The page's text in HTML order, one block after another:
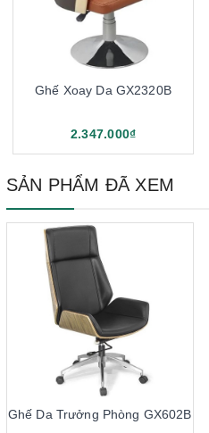
Ghế Xoay Da GX2320B
2.347.000₫
SẢN PHẨM ĐÃ XEM
Ghế Da Trưởng Phòng GX602B